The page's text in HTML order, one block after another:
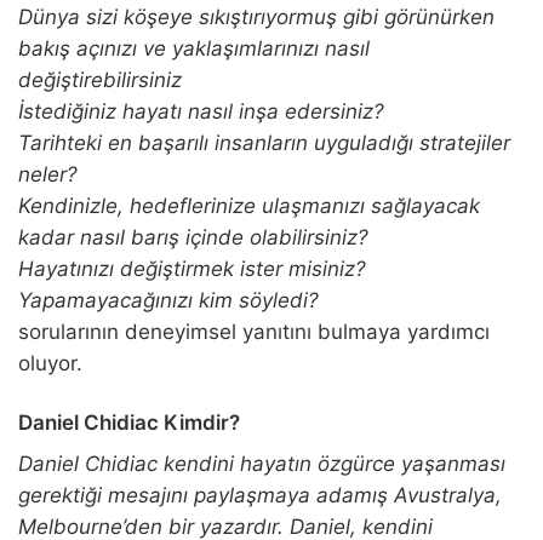
Dünya sizi köşeye sıkıştırıyormuş gibi görünürken
bakış açınızı ve yaklaşımlarınızı nasıl
değiştirebilirsiniz
İstediğiniz hayatı nasıl inşa edersiniz?
Tarihteki en başarılı insanların uyguladığı stratejiler
neler?
Kendinizle, hedeflerinize ulaşmanızı sağlayacak
kadar nasıl barış içinde olabilirsiniz?
Hayatınızı değiştirmek ister misiniz?
Yapamayacağınızı kim söyledi?
sorularının deneyimsel yanıtını bulmaya yardımcı
oluyor.
Daniel Chidiac Kimdir?
Daniel Chidiac kendini hayatın özgürce yaşanması
gerektiği mesajını paylaşmaya adamış Avustralya,
Melbourne’den bir yazardır. Daniel, kendini